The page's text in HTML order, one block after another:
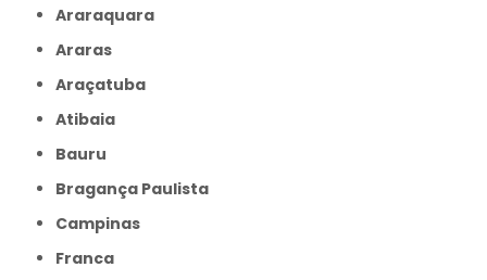
Araraquara
Araras
Araçatuba
Atibaia
Bauru
Bragança Paulista
Campinas
Franca